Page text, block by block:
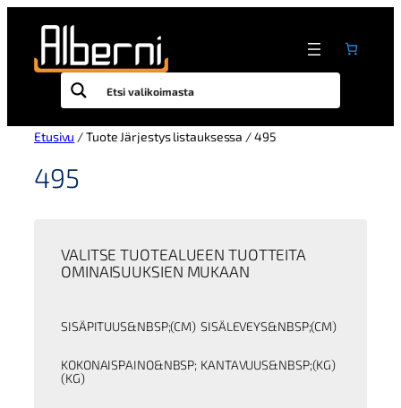
sisältöön
Etusivu / Tuote Järjestys listauksessa / 495
495
VALITSE TUOTEALUEEN TUOTTEITA
OMINAISUUKSIEN MUKAAN
SISÄPITUUS&NBSP;(CM) SISÄLEVEYS&NBSP;(CM)
KOKONAISPAINO&NBSP;
(KG)
KANTAVUUS&NBSP;(KG)